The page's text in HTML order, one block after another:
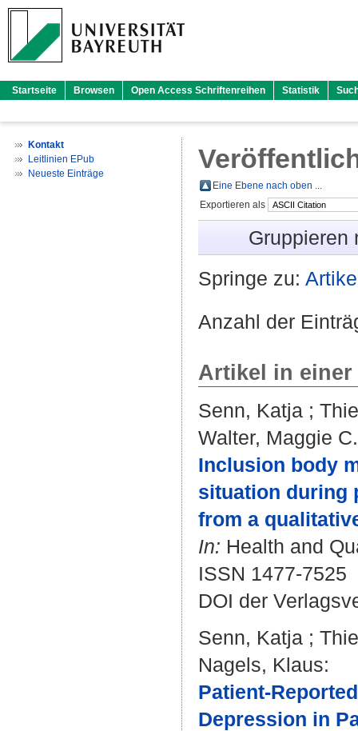
Startseite Browsen Open Access Schriftenreihen Statistik
Kontakt
Leitlinien EPub
Neueste Einträge
Eine Ebene nach oben ...
Exportieren als
Gruppieren
Springe zu:
Anzahl der
Artikel in
Senn, Katja ;
Walter, Maggie C.
Inclusion body
situation during
from a
In: Health and
ISSN 1477-7525
DOI der
Senn, Katja ;
Nagels, Klaus:
Patient-
Depression in